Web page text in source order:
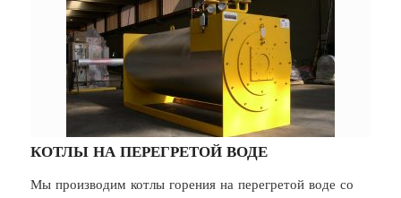
КОТЛЫ НА ПЕРЕГРЕТОЙ ВОДЕ
Мы производим котлы горения на перегретой воде со